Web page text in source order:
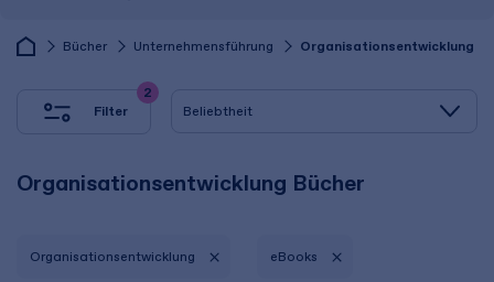
Bücher Unternehmensführung Organisationsentwicklung
Filter
2
Organisationsentwicklung Bücher
Organisationsentwicklung eBooks